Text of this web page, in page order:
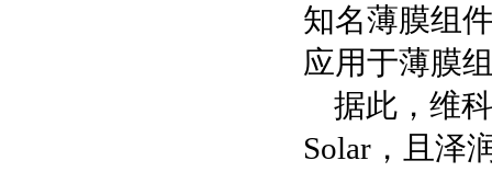
知名薄膜组
应用于薄膜
据此，维
Solar，且泽